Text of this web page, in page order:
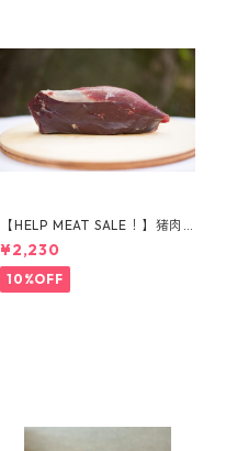
【HELP MEAT SALE！】猪肉
ももブロック（395g）
¥2,230
10%OFF